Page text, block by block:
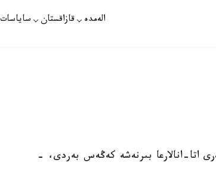
الەمدە قازاقستان ساياسات
اتا-انالارعا بىرنەشە كەڭەس بەردى، -